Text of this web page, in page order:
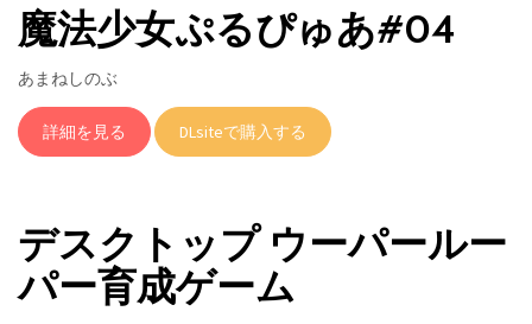
魔法少女ぷるぴゅあ#04
あまねしのぶ
詳細を見る DLsiteで購入する
デスクトップ ウーパールー
パー育成ゲーム